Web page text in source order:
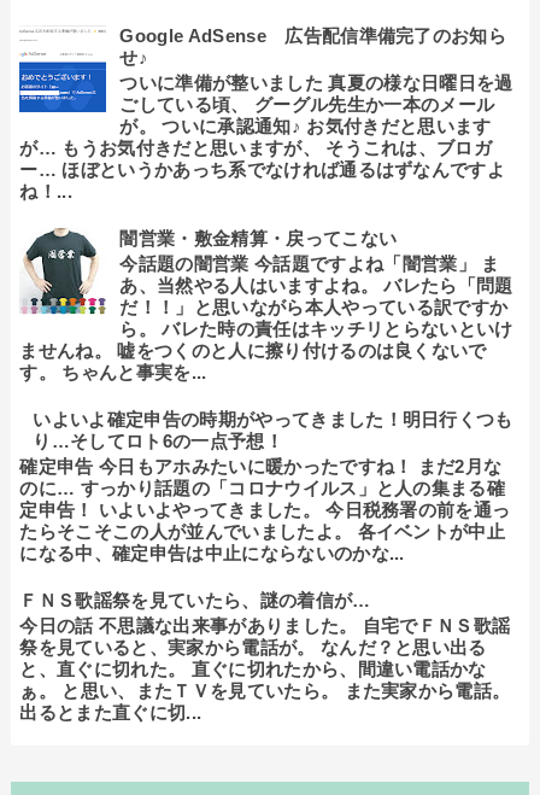
Google AdSense 広告配信準備完了のお知ら
せ♪
ついに準備が整いました 真夏の様な日曜日を過
ごしている頃、 グーグル先生か一本のメール
が。 ついに承認通知♪ お気付きだと思います
が… もうお気付きだと思いますが、 そうこれは、ブロガ
ー… ほぼというかあっち系でなければ通るはずなんですよ
ね！...
闇営業・敷金精算・戻ってこない
今話題の闇営業 今話題ですよね「闇営業」 ま
あ、当然やる人はいますよね。 バレたら「問題
だ！！」と思いながら本人やっている訳ですか
ら。 バレた時の責任はキッチリとらないといけ
ませんね。 嘘をつくのと人に擦り付けるのは良くないで
す。 ちゃんと事実を...
いよいよ確定申告の時期がやってきました！明日行くつも
り…そしてロト6の一点予想！
確定申告 今日もアホみたいに暖かったですね！ まだ2月な
のに… すっかり話題の「コロナウイルス」と人の集まる確
定申告！ いよいよやってきました。 今日税務署の前を通っ
たらそこそこの人が並んでいましたよ。 各イベントが中止
になる中、確定申告は中止にならないのかな...
ＦＮＳ歌謡祭を見ていたら、謎の着信が…
今日の話 不思議な出来事がありました。 自宅でＦＮＳ歌謡
祭を見ていると、実家から電話が。 なんだ？と思い出る
と、直ぐに切れた。 直ぐに切れたから、間違い電話かな
ぁ。 と思い、またＴＶを見ていたら。 また実家から電話。
出るとまた直ぐに切...